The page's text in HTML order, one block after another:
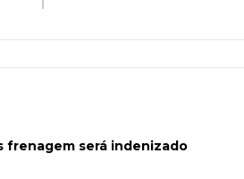
frenagem será indenizado